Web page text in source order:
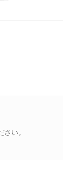
さい。